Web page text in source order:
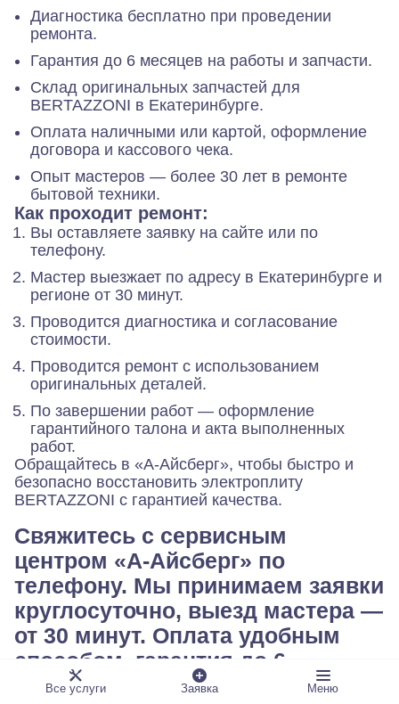
Диагностика бесплатно при проведении
ремонта.
Гарантия до 6 месяцев на работы и запчасти.
Склад оригинальных запчастей для
BERTAZZONI в Екатеринбурге.
Оплата наличными или картой, оформление
договора и кассового чека.
Опыт мастеров — более 30 лет в ремонте
бытовой техники.
Как проходит ремонт:
Вы оставляете заявку на сайте или по
телефону.
Мастер выезжает по адресу в Екатеринбурге и
регионе от 30 минут.
Проводится диагностика и согласование
стоимости.
Проводится ремонт с использованием
оригинальных деталей.
По завершении работ — оформление
гарантийного талона и акта выполненных
работ.
Обращайтесь в «А-Айсберг», чтобы быстро и
безопасно восстановить электроплиту
BERTAZZONI с гарантией качества.
Свяжитесь с сервисным
центром «А-Айсберг» по
телефону. Мы принимаем заявки
круглосуточно, выезд мастера —
от 30 минут. Оплата удобным
способом, гарантия до 6
месяцев. Ваш комфорт — наша
Все услуги Заявка Меню